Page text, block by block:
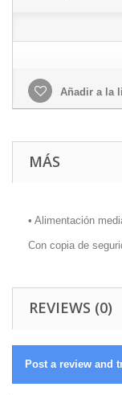
Añadir a la
MÁS
• Alimentación
Con copia de
REVIEWS (0)
Post a review and